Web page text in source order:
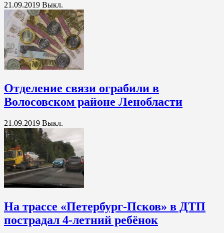
21.09.2019 Выкл.
Отделение связи ограбили в
Волосовском районе Ленобласти
21.09.2019 Выкл.
На трассе «Петербург-Псков» в ДТП
пострадал 4-летний ребёнок